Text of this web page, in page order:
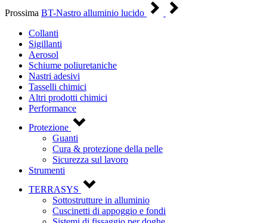
Prossima BT-Nastro alluminio lucido
Collanti
Sigillanti
Aerosol
Schiume poliuretaniche
Nastri adesivi
Tasselli chimici
Altri prodotti chimici
Performance
Protezione
Guanti
Cura & protezione della pelle
Sicurezza sul lavoro
Strumenti
TERRASYS
Sottostrutture in alluminio
Cuscinetti di appoggio e fondi